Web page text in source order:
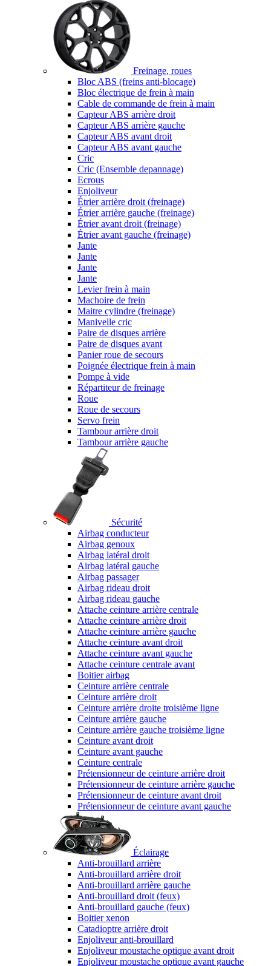
Freinage, roues
Bloc ABS (freins anti-blocage)
Bloc électrique de frein à main
Cable de commande de frein à main
Capteur ABS arrière droit
Capteur ABS arrière gauche
Capteur ABS avant droit
Capteur ABS avant gauche
Cric
Cric (Ensemble depannage)
Ecrous
Enjoliveur
Étrier arrière droit (freinage)
Étrier arrière gauche (freinage)
Étrier avant droit (freinage)
Étrier avant gauche (freinage)
Jante
Jante
Jante
Jante
Levier frein à main
Machoire de frein
Maitre cylindre (freinage)
Manivelle cric
Paire de disques arrière
Paire de disques avant
Panier roue de secours
Poignée électrique frein à main
Pompe à vide
Répartiteur de freinage
Roue
Roue de secours
Servo frein
Tambour arrière droit
Tambour arrière gauche
Sécurité
Airbag conducteur
Airbag genoux
Airbag latéral droit
Airbag latéral gauche
Airbag passager
Airbag rideau droit
Airbag rideau gauche
Attache ceinture arrière centrale
Attache ceinture arrière droit
Attache ceinture arrière gauche
Attache ceinture avant droit
Attache ceinture avant gauche
Attache ceinture centrale avant
Boitier airbag
Ceinture arrière centrale
Ceinture arrière droit
Ceinture arrière droite troisième ligne
Ceinture arrière gauche
Ceinture arrière gauche troisième ligne
Ceinture avant droit
Ceinture avant gauche
Ceinture centrale
Prétensionneur de ceinture arrière droit
Prétensionneur de ceinture arrière gauche
Prétensionneur de ceinture avant droit
Prétensionneur de ceinture avant gauche
Éclairage
Anti-brouillard arrière
Anti-brouillard arrière droit
Anti-brouillard arrière gauche
Anti-brouillard droit (feux)
Anti-brouillard gauche (feux)
Boitier xenon
Catadioptre arrière droit
Enjoliveur anti-brouillard
Enjoliveur moustache optique avant droit
Enjoliveur moustache optique avant gauche